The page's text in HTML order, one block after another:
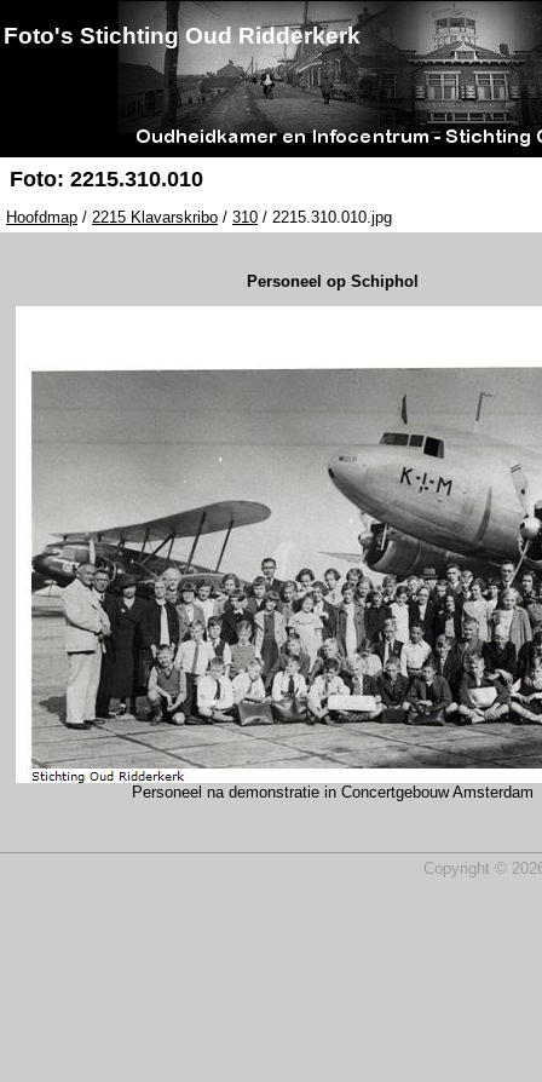
Foto's Stichting Oud Ridderkerk
Foto: 2215.310.010
Hoofdmap / 2215 Klavarskribo / 310 / 2215.310.010.jpg
Personeel op Schiphol
Personeel na demonstratie in Concertgebouw Amsterdam
Copyright ©